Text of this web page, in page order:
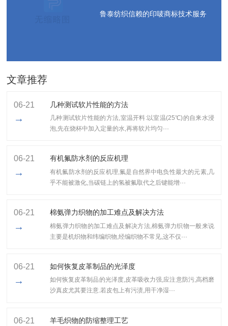
鲁泰纺织信赖的印唛商标技术服务
文章推荐
06-21
→
几种测试软片性能的方法
几种测试软片性能的方法,室温开料:以室温(25℃)的自来水浸
泡,先在烧杯中加入定量的水,再将软片均匀···
06-21
→
有机氟防水剂的反应机理
有机氟防水剂的反应机理,氟是自然界中电负性最大的元素,几
乎不能被激化,当碳链上的氢被氟取代之后键能增···
06-21
→
棉氨弹力织物的加工难点及解决方法
棉氨弹力织物的加工难点及解决方法,棉氨弹力织物一般来说
主要是机织物和纬编织物,经编织物不常见,这不仅···
06-21
→
如何恢复皮革制品的光泽度
如何恢复皮革制品的光泽度,皮革吸收力强,应注意防污,高档磨
沙真皮尤其要注意.若皮包上有污渍,用干净湿···
06-21 羊毛织物的防缩整理工艺